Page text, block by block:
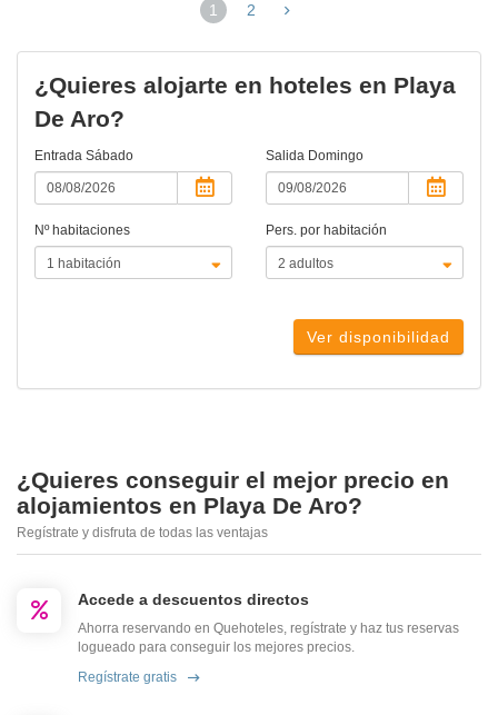
1
(página
2
¿Quieres alojarte en hoteles en Playa
De Aro?
Entrada Sábado Salida Domingo
Nº habitaciones Pers. por habitación
Ver disponibilidad
¿Quieres conseguir el mejor precio en
alojamientos en Playa De Aro?
Regístrate y disfruta de todas las ventajas
Accede a descuentos directos
Ahorra reservando en Quehoteles, regístrate y haz tus reservas
logueado para conseguir los mejores precios.
Regístrate gratis